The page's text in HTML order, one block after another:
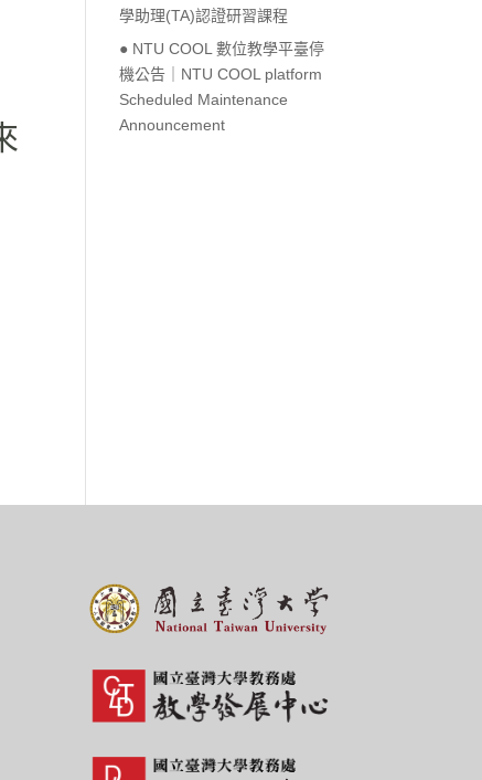
學助理(TA)認證研習課程
● NTU COOL 數位教學平臺停
機公告｜NTU COOL platform
Scheduled Maintenance
Announcement